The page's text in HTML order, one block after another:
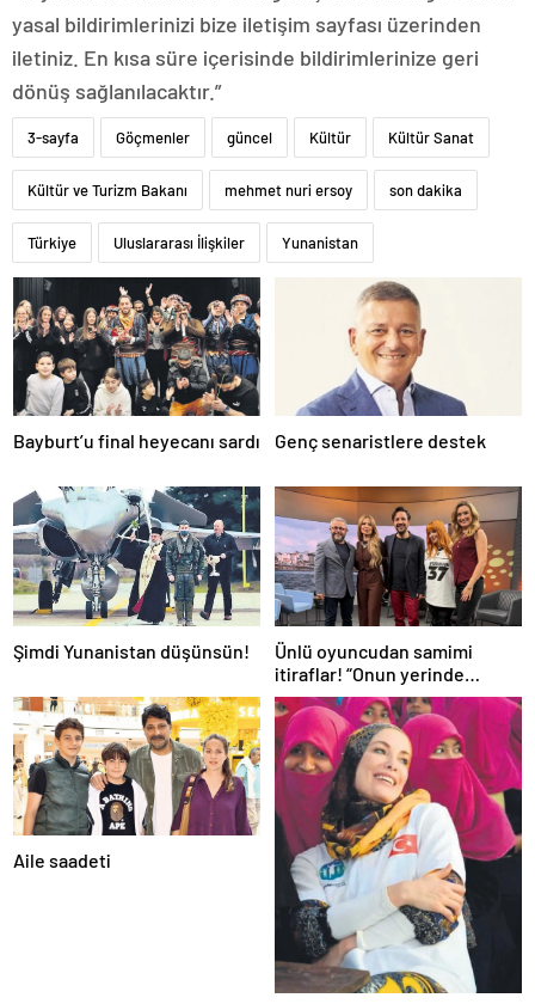
yasal bildirimlerinizi bize iletişim sayfası üzerinden
iletiniz. En kısa süre içerisinde bildirimlerinize geri
dönüş sağlanılacaktır.”
3-sayfa Göçmenler güncel Kültür Kültür Sanat
Kültür ve Turizm Bakanı mehmet nuri ersoy son dakika
Türkiye Uluslararası İlişkiler Yunanistan
Bayburt’u final heyecanı sardı Genç senaristlere destek
Şimdi Yunanistan düşünsün!
Ünlü oyuncudan samimi
itiraflar! “Onun yerinde
olsaydım diye çok düşündüm”
Aile saadeti